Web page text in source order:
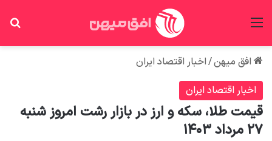
افق میهن/اخبار اقتصاد ایران
اخبار اقتصاد ایران
قیمت طلا، سکه و ارز در بازار رشت امروز شنبه
۲۷ مرداد ۱۴۰۳